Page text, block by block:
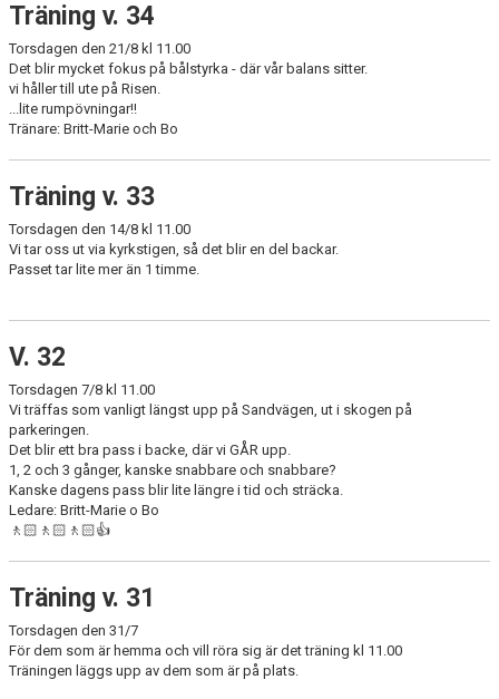
Träning v. 34
Torsdagen den 21/8 kl 11.00
Det blir mycket fokus på bålstyrka - där vår balans sitter.
vi håller till ute på Risen.
...lite rumpövningar!!
Tränare: Britt-Marie och Bo
Träning v. 33
Torsdagen den 14/8 kl 11.00
Vi tar oss ut via kyrkstigen, så det blir en del backar.
Passet tar lite mer än 1 timme.
V. 32
Torsdagen 7/8 kl 11.00
Vi träffas som vanligt längst upp på Sandvägen, ut i skogen på
parkeringen.
Det blir ett bra pass i backe, där vi GÅR upp.
1, 2 och 3 gånger, kanske snabbare och snabbare?
Kanske dagens pass blir lite längre i tid och sträcka.
Ledare: Britt-Marie o Bo
🚶🏻🚶🏻🚶🏻👍
Träning v. 31
Torsdagen den 31/7
För dem som är hemma och vill röra sig är det träning kl 11.00
Träningen läggs upp av dem som är på plats.